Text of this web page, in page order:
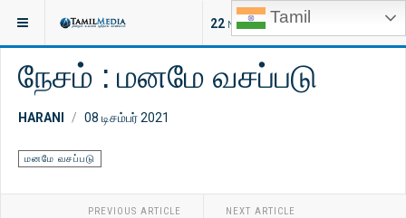
Tamil
22 NEW ARTICLES
இருக்குமிடம்: ஆன்மீகம் மனமே வசப்படு
நேசம் : மனமே வசப்படு
HARANI 08 டிசம்பர் 2021
மனமே வசப்படு
PREVIOUS ARTICLE NEXT ARTICLE